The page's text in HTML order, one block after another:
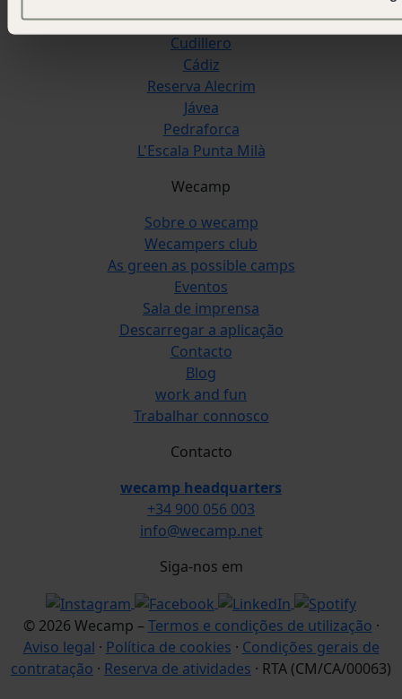
San Sebastián
Cudillero
Cádiz
Reserva Alecrim
Jávea
Pedraforca
L'Escala Punta Milà
Wecamp
Sobre o wecamp
Wecampers club
As green as possible camps
Eventos
Sala de imprensa
Descarregar a aplicação
Contacto
Blog
work and fun
Trabalhar connosco
Contacto
wecamp headquarters
+34 900 056 003
info@wecamp.net
Siga-nos em
© 2026 Wecamp – Termos e condições de utilização ·
Aviso legal · Política de cookies · Condições gerais de
contratação · Reserva de atividades · RTA (CM/CA/00063)